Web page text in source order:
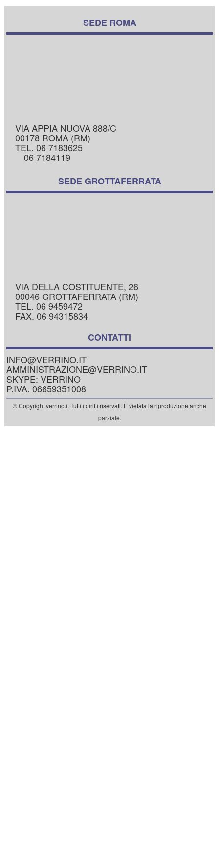
SEDE ROMA
VIA APPIA NUOVA 888/C
00178 ROMA (RM)
TEL. 06 7183625
06 7184119
SEDE GROTTAFERRATA
VIA DELLA COSTITUENTE, 26
00046 GROTTAFERRATA (RM)
TEL. 06 9459472
FAX. 06 94315834
CONTATTI
INFO@VERRINO.IT
AMMINISTRAZIONE@VERRINO.IT
SKYPE: VERRINO
P.IVA: 06659351008
© Copyright verrino.it Tutti i diritti riservati. È vietata la riproduzione anche
parziale.